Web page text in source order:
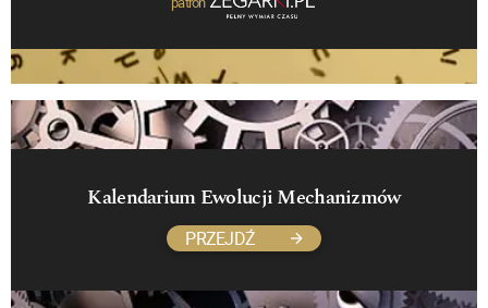
Kalendarium Ewolucji Mechanizmów
PRZEJDŹ